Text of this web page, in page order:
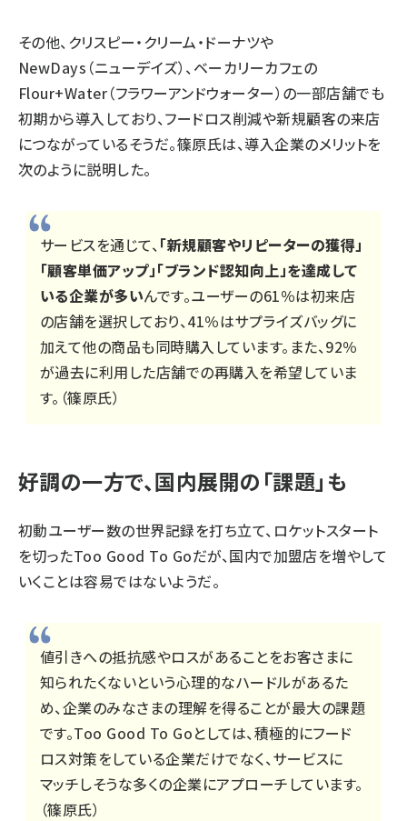
その他、クリスピー・クリーム・ドーナツや
NewDays（ニューデイズ）、ベーカリーカフェの
Flour+Water（フラワーアンドウォーター）の一部店舗でも
初期から導入しており、フードロス削減や新規顧客の来店
につながっているそうだ。篠原氏は、導入企業のメリットを
次のように説明した。
サービスを通じて、「新規顧客やリピーターの獲得」
「顧客単価アップ」「ブランド認知向上」を達成して
いる企業が多いんです。ユーザーの61％は初来店
の店舗を選択しており、41％はサプライズバッグに
加えて他の商品も同時購入しています。また、92％
が過去に利用した店舗での再購入を希望していま
す。（篠原氏）
好調の一方で、国内展開の「課題」も
初動ユーザー数の世界記録を打ち立て、ロケットスタート
を切ったToo Good To Goだが、国内で加盟店を増やして
いくことは容易ではないようだ。
値引きへの抵抗感やロスがあることをお客さまに
知られたくないという心理的なハードルがあるた
め、企業のみなさまの理解を得ることが最大の課題
です。Too Good To Goとしては、積極的にフード
ロス対策をしている企業だけでなく、サービスに
マッチしそうな多くの企業にアプローチしています。
（篠原氏）